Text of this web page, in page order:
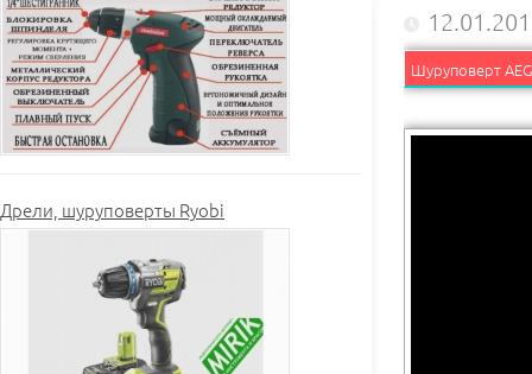
Дрели, шуруповерты Ryobi
Шуруповерт